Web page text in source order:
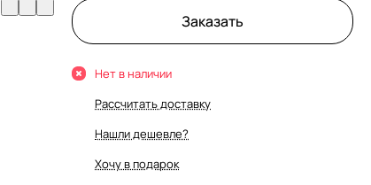
Заказать
Нет в наличии
Рассчитать доставку
Нашли дешевле?
Хочу в подарок